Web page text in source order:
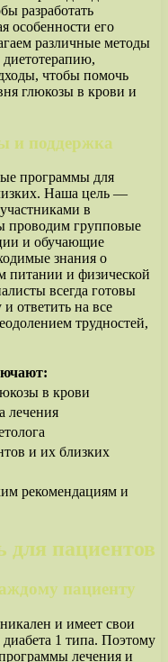
разработать
особенности его
различные методы
чтобы помочь
глюкозы в крови и
и поддержка
программы для
Наша цель —
в
проводим групповые
и обучающие
знания о
питании и физической
всегда готовы
ответить на все
трудностей,
в крови
лечения
и их близких
рекомендациям и
для пациентов
пациенту
и имеет свои
1 типа. Поэтому
лечения и